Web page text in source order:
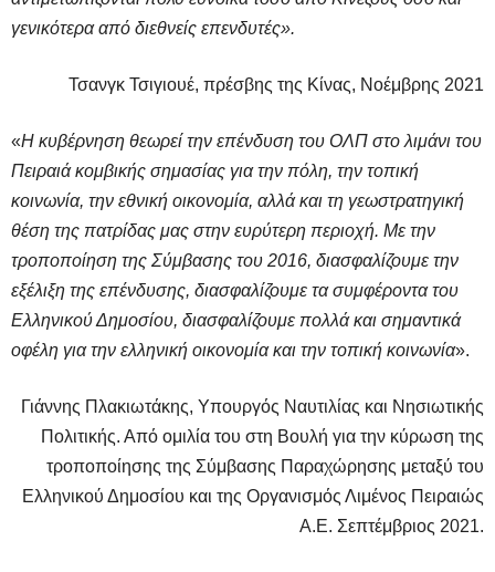
γενικότερα από διεθνείς επενδυτές».
Τσανγκ Τσιγιουέ, πρέσβης της Κίνας, Νοέμβρης 2021
«Η κυβέρνηση θεωρεί την επένδυση του ΟΛΠ στο λιμάνι του
Πειραιά κομβικής σημασίας για την πόλη, την τοπική
κοινωνία, την εθνική οικονομία, αλλά και τη γεωστρατηγική
θέση της πατρίδας μας στην ευρύτερη περιοχή. Με την
τροποποίηση της Σύμβασης του 2016, διασφαλίζουμε την
εξέλιξη της επένδυσης, διασφαλίζουμε τα συμφέροντα του
Ελληνικού Δημοσίου, διασφαλίζουμε πολλά και σημαντικά
οφέλη για την ελληνική οικονομία και την τοπική κοινωνία».
Γιάννης Πλακιωτάκης, Υπουργός Ναυτιλίας και Νησιωτικής
Πολιτικής. Από ομιλία του στη Βουλή για την κύρωση της
τροποποίησης της Σύμβασης Παραχώρησης μεταξύ του
Ελληνικού Δημοσίου και της Οργανισμός Λιμένος Πειραιώς
Α.Ε. Σεπτέμβριος 2021.